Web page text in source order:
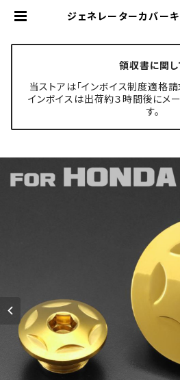
ジェネレーターカバー
専門店
領収書に関し
当ストアは「インボイス制度適格請
インボイスは出荷約３時間後にメ
す。